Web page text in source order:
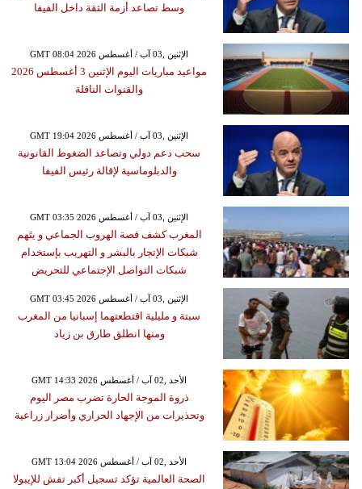
وسط تصاعد أزمة الثقة داخل الفيفا
GMT 08:04 2026 الإثنين ,03 آب / أغسطس
مواعيد مباريات اليوم الإثنين 3 أغسطس 2026
والقنوات الناقلة
GMT 19:04 2026 الإثنين ,03 آب / أغسطس
سحب دعم دولي وتصاعد الضغوط القانونية
والدبلوماسية لإقالة رئيس الفيفا
GMT 03:35 2026 الإثنين ,03 آب / أغسطس
المغرب كشف قصة الهروب الجماعي و يتَهم
شبكات الإتجار بالبشر و التهريب بإستخدام
شبكات التواصل الإجتماعي للتحريض
GMT 03:45 2026 الإثنين ,03 آب / أغسطس
سبتة و مليلية اقتطعتهما إسبانيا من المغرب
ومنها انطلق طارق بن زياد
GMT 14:33 2026 الأحد ,02 آب / أغسطس
ذروة الموجة الحارة تضرب مصر اليوم
وتحذيرات من الإجهاد الحراري وأضرار زراعية
GMT 13:04 2026 الأحد ,02 آب / أغسطس
الصحة العالمية تؤكد تسجيل أكبر تفش للإيبولا